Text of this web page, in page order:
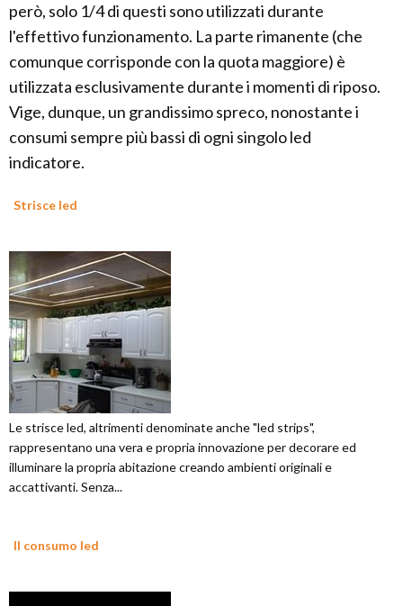
però, solo 1/4 di questi sono utilizzati durante
l'effettivo funzionamento. La parte rimanente (che
comunque corrisponde con la quota maggiore) è
utilizzata esclusivamente durante i momenti di riposo.
Vige, dunque, un grandissimo spreco, nonostante i
consumi sempre più bassi di ogni singolo led
indicatore.
Strisce led
Le strisce led, altrimenti denominate anche "led strips",
rappresentano una vera e propria innovazione per decorare ed
illuminare la propria abitazione creando ambienti originali e
accattivanti. Senza...
Il consumo led